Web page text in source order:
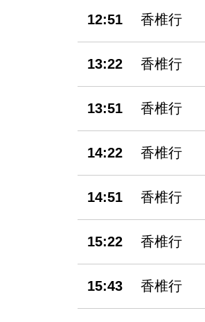
12:51 香椎行
13:22 香椎行
13:51 香椎行
14:22 香椎行
14:51 香椎行
15:22 香椎行
15:43 香椎行